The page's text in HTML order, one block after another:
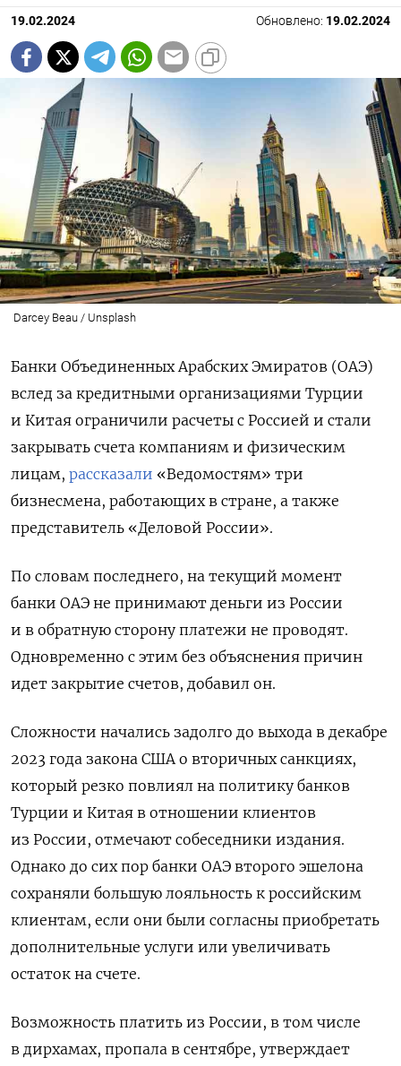
19.02.2024 Обновлено: 19.02.2024
Darcey Beau / Unsplash
Банки Объединенных Арабских Эмиратов (ОАЭ)
вслед за кредитными организациями Турции
и Китая ограничили расчеты с Россией и стали
закрывать счета компаниям и физическим
лицам, рассказали «Ведомостям» три
бизнесмена, работающих в стране, а также
представитель «Деловой России».
По словам последнего, на текущий момент
банки ОАЭ не принимают деньги из России
и в обратную сторону платежи не проводят.
Одновременно с этим без объяснения причин
идет закрытие счетов, добавил он.
Сложности начались задолго до выхода в декабре
2023 года закона США о вторичных санкциях,
который резко повлиял на политику банков
Турции и Китая в отношении клиентов
из России, отмечают собеседники издания.
Однако до сих пор банки ОАЭ второго эшелона
сохраняли большую лояльность к российским
клиентам, если они были согласны приобретать
дополнительные услуги или увеличивать
остаток на счете.
Возможность платить из России, в том числе
в дирхамах, пропала в сентябре, утверждает